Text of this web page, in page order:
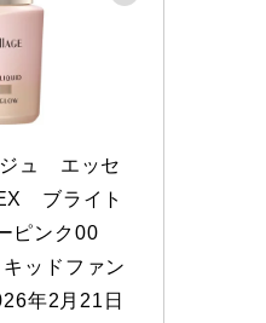
ュ　エッセ
　ブライト
ピンク00
ッドファン
年2月21日